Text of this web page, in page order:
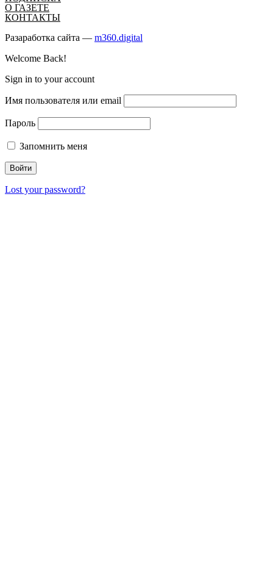
О ГАЗЕТЕ
КОНТАКТЫ
Разаработка сайта — m360.digital
Welcome Back!
Sign in to your account
Имя пользователя или email
Пароль
Запомнить меня
Lost your password?